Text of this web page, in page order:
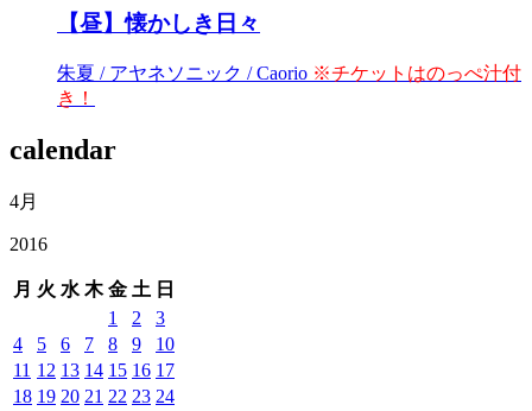
【昼】懐かしき日々
朱夏 / アヤネソニック / Caorio ※チケットはのっぺ汁付
き！
calendar
4月
2016
月 火 水 木 金 土 日
1 2
3
4
5 6 7 8 9
10
11 12 13 14 15 16 17
18 19 20 21 22 23 24